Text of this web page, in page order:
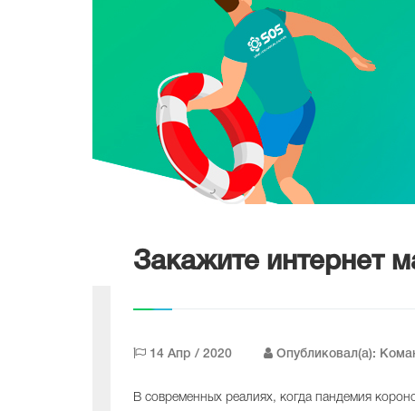
Закажите интернет
14 Апр / 2020 Опубликовал(а):
В современных реалиях, когда пандемия